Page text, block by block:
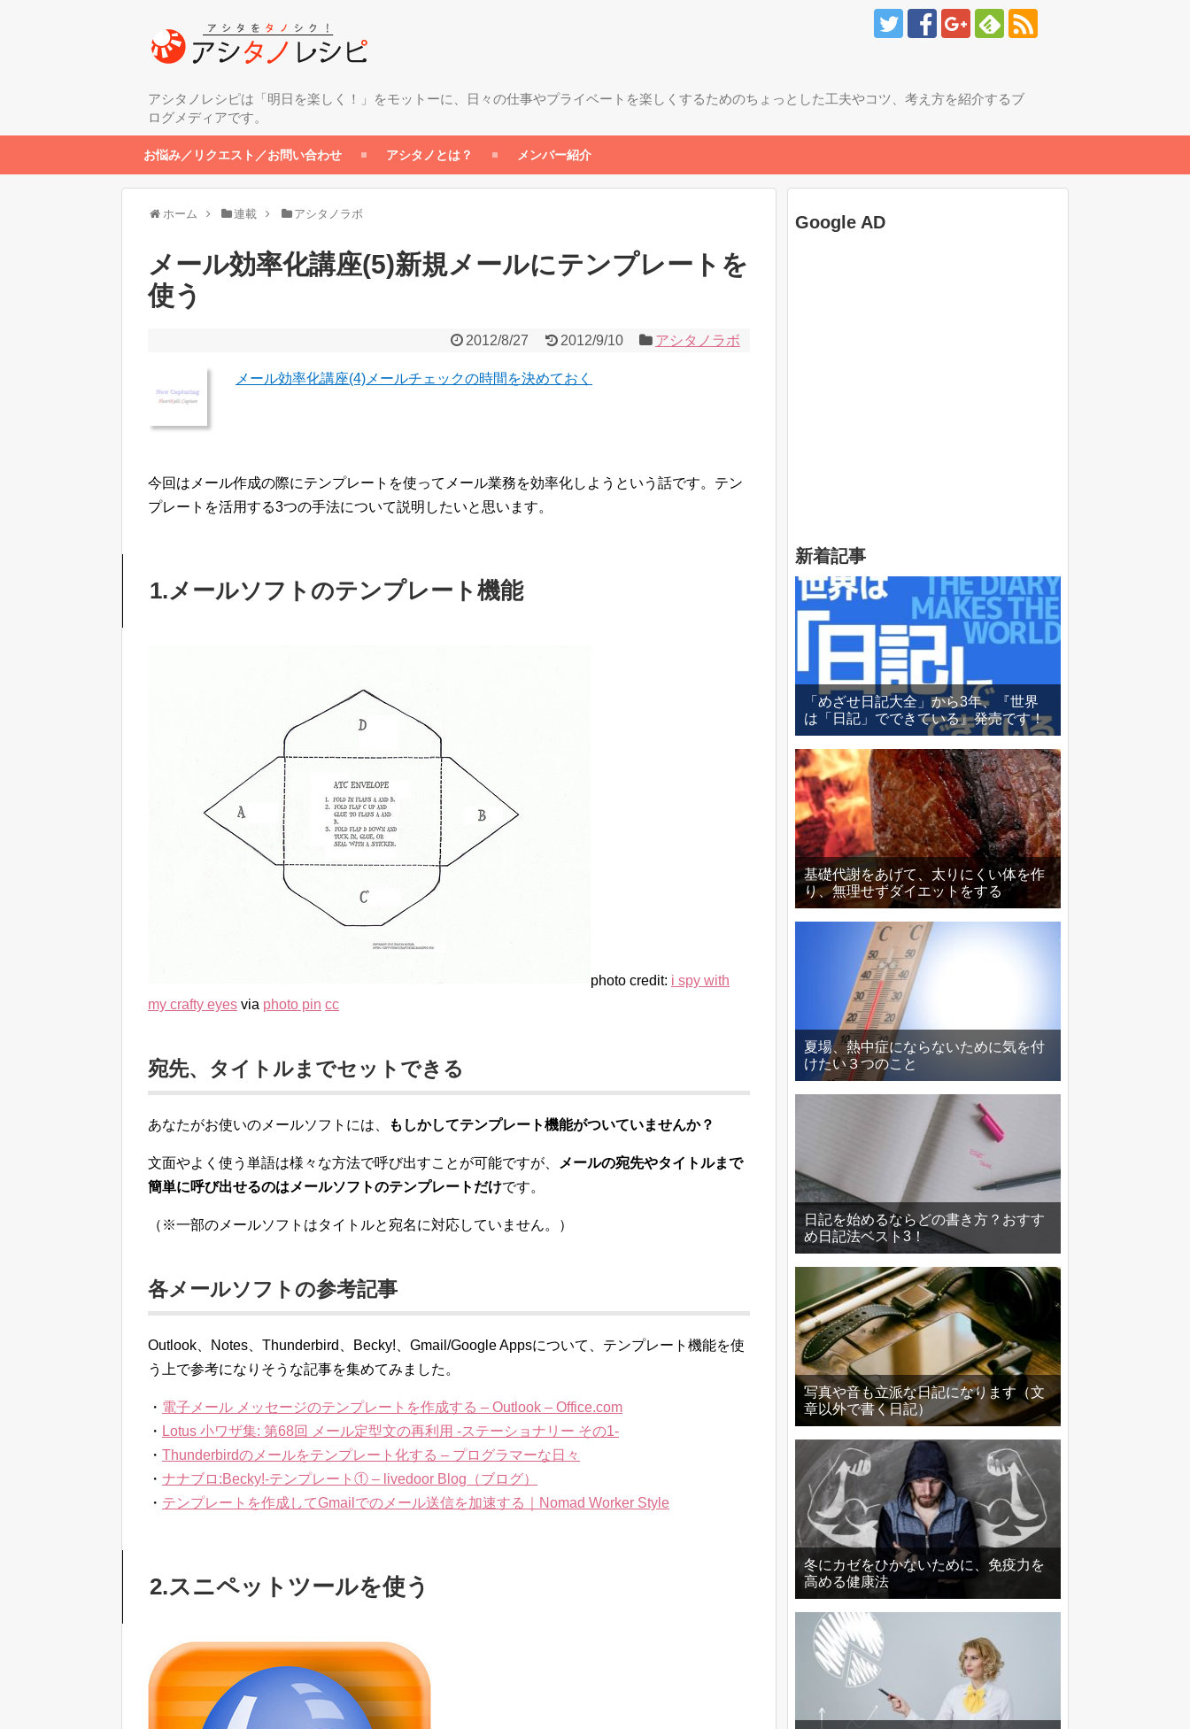
アシタノレシピは「明日を楽しく！」をモットーに、日々の仕事やプライベートを楽しくするためのちょっとした工夫やコツ、考え方を紹介するブ
ログメディアです。
お悩み／リクエスト／お問い合わせ アシタノとは？ メンバー紹介
ホーム 連載 アシタノラボ
メール効率化講座(5)新規メールにテンプレートを
使う
2012/8/27 2012/9/10 アシタノラボ
メール効率化講座(4)メールチェックの時間を決めておく
今回はメール作成の際にテンプレートを使ってメール業務を効率化しようという話です。テン
プレートを活用する3つの手法について説明したいと思います。
1.メールソフトのテンプレート機能
photo credit: i spy with
my crafty eyes via photo pin cc
宛先、タイトルまでセットできる
あなたがお使いのメールソフトには、 もしかしてテンプレート機能がついていませんか？
文面やよく使う単語は様々な方法で呼び出すことが可能ですが、
メールの宛先やタイトルまで
簡単に呼び出せるのはメールソフトのテンプレートだけです。
（※一部のメールソフトはタイトルと宛名に対応していません。）
各メールソフトの参考記事
Outlook、Notes、Thunderbird、Becky!、Gmail/Google Appsについて、テンプレート機能を使
う上で参考になりそうな記事を集めてみました。
・ 電子メール メッセージのテンプレートを作成する – Outlook – Office.com
・ Lotus 小ワザ集: 第68回 メール定型文の再利用 -ステーショナリー その1-
・ Thunderbirdのメールをテンプレート化する – プログラマーな日々
・ ナナブロ:Becky!-テンプレート① – livedoor Blog（ブログ）
・ テンプレートを作成してGmailでのメール送信を加速する｜Nomad Worker Style
2.スニペットツールを使う
Google AD
新着記事
「めざせ日記大全」から3年、『世界
は「日記」でできている』発売です！
基礎代謝をあげて、太りにくい体を作
り、無理せずダイエットをする
夏場、熱中症にならないために気を付
けたい３つのこと
日記を始めるならどの書き方？おすす
め日記法ベスト3！
写真や音も立派な日記になります（文
章以外で書く日記）
冬にカゼをひかないために、免疫力を
高める健康法